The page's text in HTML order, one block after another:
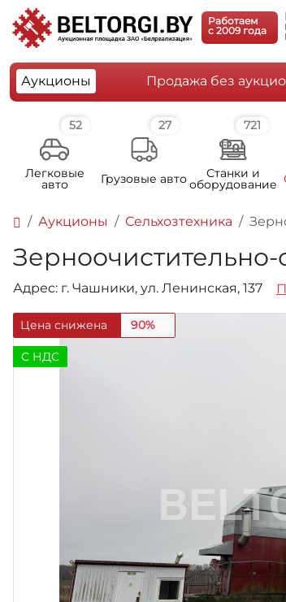
Работаем
c 2009 года
Аукционы Продажа без
52
Легковые
авто
27
Грузовые авто
721
Станки и
оборудование
Аукционы Сельхозтехника
Адрес: г. Чашники, ул. Ленинская, 137
Цена снижена 90%
C НДС